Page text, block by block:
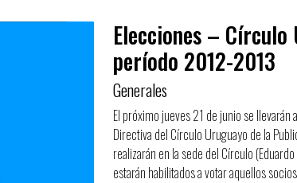
Elecciones –
período 2012-2013
Generales
El próximo jueves 21 de junio se
Directiva del Círculo Uruguayo de la
realizarán en la sede del Círculo
estarán habilitados a votar aquellos